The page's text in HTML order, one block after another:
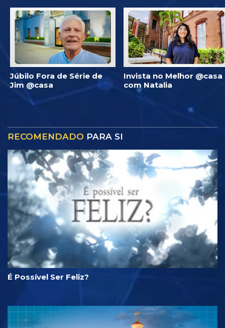
Júbilo Fora de Série de
Jim @casa
Invista no Melhor @casa
com Natalia
RECOMENDADO PARA SI
É Possível Ser Feliz?